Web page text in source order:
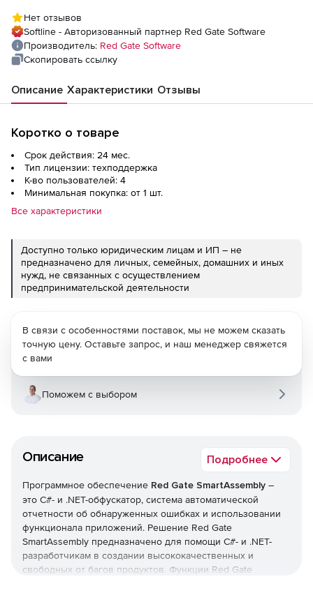
Нет отзывов
Softline - Авторизованный партнер Red Gate Software
Производитель: Red Gate Software
Скопировать ссылку
Описание Характеристики Отзывы
Коротко о товаре
Срок действия: 24 мес.
Тип лицензии: техподдержка
К-во пользователей: 4
Минимальная покупка: от 1 шт.
Все характеристики
Доступно только юридическим лицам и ИП – не
предназначено для личных, семейных, домашних и иных
нужд, не связанных с осуществлением
предпринимательской деятельности
Описание Подробнее
Программное обеспечение Red Gate SmartAssembly –
это С#- и .NET-обфускатор, система автоматической
отчетности об обнаруженных ошибках и использовании
функционала приложений. Решение Red Gate
SmartAssembly предназначено для помощи С#- и .NET-
разработчикам в создании высококачественных и
свободных от багов продуктов. Функции Red Gate
В связи с особенностями поставок, мы не можем сказать
точную цену. Оставьте запрос, и наш менеджер свяжется
с вами
Поможем с выбором